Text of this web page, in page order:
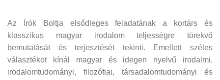
Az Írók Boltja elsődleges feladatának a kortárs és
klasszikus magyar irodalom teljességre törekvő
bemutatását és terjesztését tekinti. Emellett széles
választékot kínál magyar és idegen nyelvű irodalmi,
irodalomtudományi, filozófiai, társadalomtudományi és